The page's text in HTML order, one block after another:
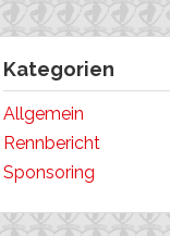
Kategorien
Allgemein
Rennbericht
Sponsoring